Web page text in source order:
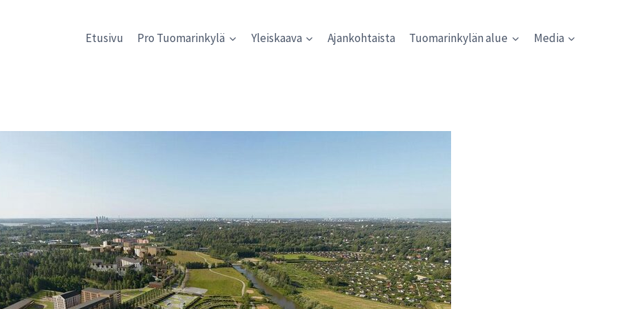
Etusivu Pro Tuomarinkylä Yleiskaava Ajankohtaista Tuomarinkylän alue Media